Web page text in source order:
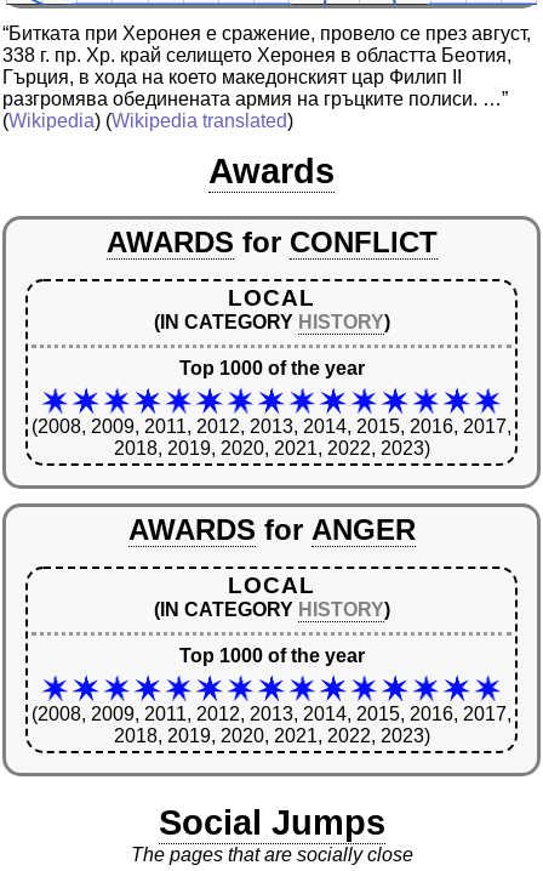
“Битката при Херонея е сражение, провело се през август,
338 г. пр. Хр. край селището Херонея в областта Беотия,
Гърция, в хода на което македонският цар Филип II
разгромява обединената армия на гръцките полиси. …”
(Wikipedia) (Wikipedia translated)
Awards
AWARDS for CONFLICT
LOCAL
(IN CATEGORY HISTORY)
Top 1000 of the year
(2008, 2009, 2011, 2012, 2013, 2014, 2015, 2016, 2017,
2018, 2019, 2020, 2021, 2022, 2023)
AWARDS for ANGER
LOCAL
(IN CATEGORY HISTORY)
Top 1000 of the year
(2008, 2009, 2011, 2012, 2013, 2014, 2015, 2016, 2017,
2018, 2019, 2020, 2021, 2022, 2023)
Social Jumps
The pages that are socially close